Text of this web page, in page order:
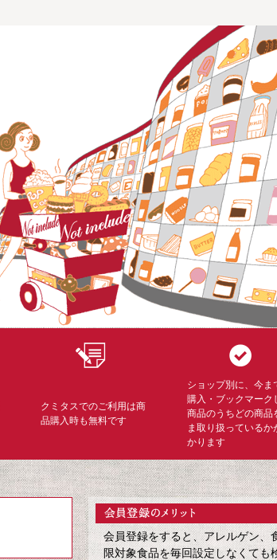
クミタスでのご利用は商
品購入時も無料です
ショップ別に、今ま
購入・ブックマーク
商品のうちどの商品
ま取り扱っているか
かります
会員登録をすると、アレルゲン、
限対象食品を毎回設定しなくても